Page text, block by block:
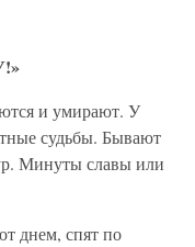
и умирают. У
судьбы. Бывают
Минуты славы или
днем, спят по